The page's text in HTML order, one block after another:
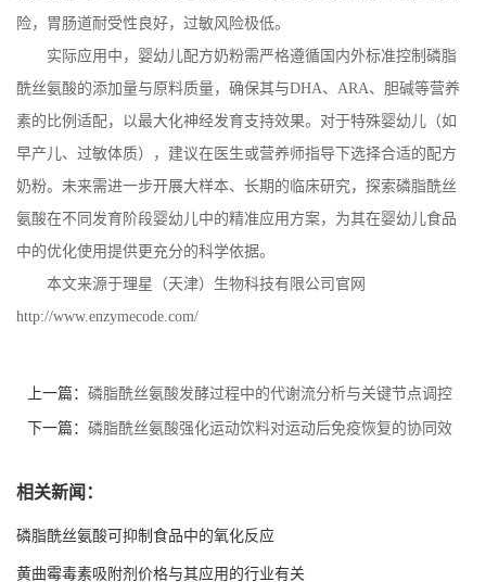
险，胃肠道耐受性良好，过敏风险极低。
实际应用中，婴幼儿配方奶粉需严格遵循国内外标准控制磷脂
酰丝氨酸的添加量与原料质量，确保其与DHA、 ARA、胆碱等营养
素的比例适配，以最大化神经发育支持效果。对于特殊婴幼儿（如
早产儿、过敏体质），建议在医生或营养师指导下选择合适的配方
奶粉。未来需进一步开展大样本、长期的临床研究，探索磷脂酰丝
氨酸在不同发育阶段婴幼儿中的精准应用方案，为其在婴幼儿食品
中的优化使用提供更充分的科学依据。
本文来源于理星（天津）生物科技有限公司官网
http://www.enzymecode.com/
上一篇： 磷脂酰丝氨酸发酵过程中的代谢流分析与关键节点调控
下一篇： 磷脂酰丝氨酸强化运动饮料对运动后免疫恢复的协同效
相关新闻：
磷脂酰丝氨酸可抑制食品中的氧化反应
黄曲霉毒素吸附剂价格与其应用的行业有关